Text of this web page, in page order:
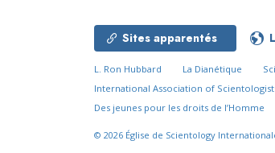
Sites apparentés
L. Ron Hubbard La Dianétique
International Association of
Des jeunes pour les droits de l’Homme
© 2026 Église de Scientology